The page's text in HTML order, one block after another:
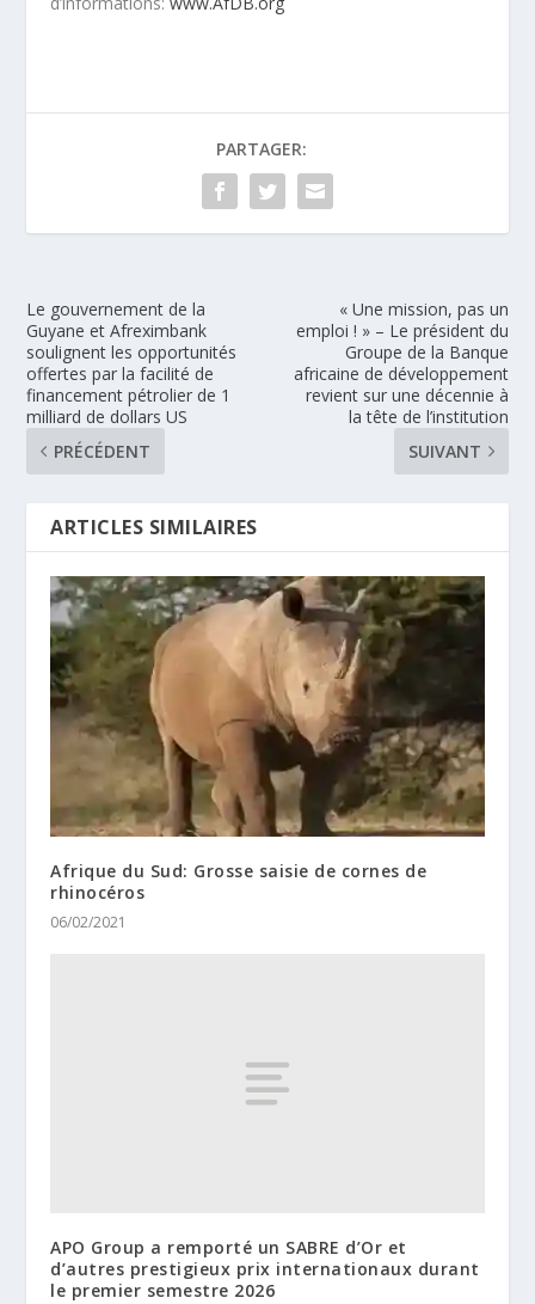
PARTAGER:
Le gouvernement de la
Guyane et Afreximbank
soulignent les opportunités
offertes par la facilité de
financement pétrolier de 1
milliard de dollars US
PRÉCÉDENT
« Une mission, pas un
emploi ! » – Le président du
Groupe de la Banque
africaine de développement
revient sur une décennie à
la tête de l’institution
SUIVANT
ARTICLES SIMILAIRES
Afrique du Sud: Grosse saisie de cornes de
rhinocéros
06/02/2021
APO Group a remporté un SABRE d’Or et
d’autres prestigieux prix internationaux durant
le premier semestre 2026